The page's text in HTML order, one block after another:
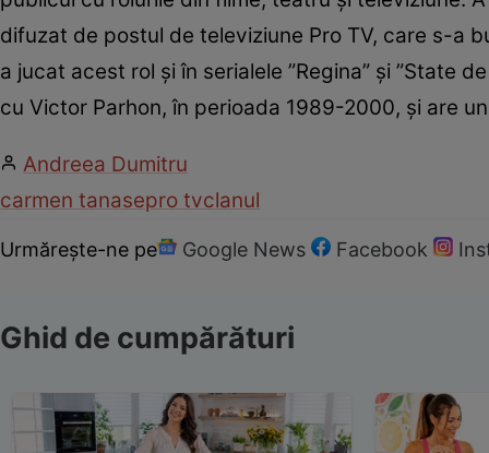
difuzat de postul de televiziune Pro TV, care s-a
a jucat acest rol şi în serialele ”Regina” şi ”State
cu Victor Parhon, în perioada 1989-2000, şi are
Andreea Dumitru
carmen tanasepro tvclanul
Urmărește-ne pe Google News Facebook
Ghid de cumpărături